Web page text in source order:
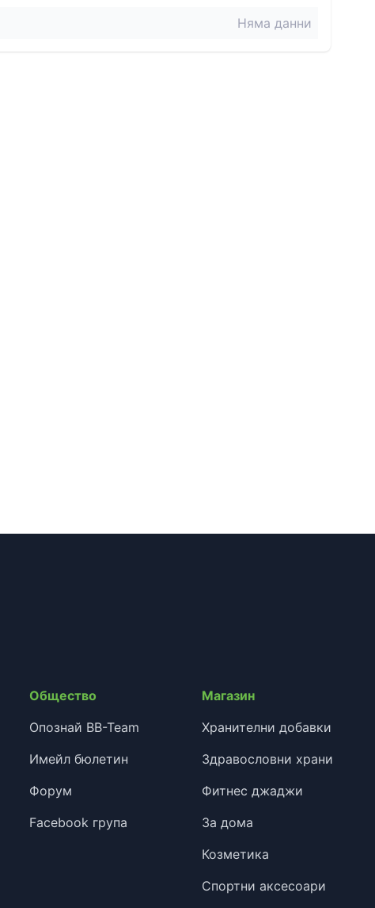
Няма данни
Общество
Опознай BB-Team
Имейл бюлетин
Форум
Facebook група
Магазин
Хранителни добавки
Здравословни храни
Фитнес джаджи
За дома
Козметика
Спортни аксесоари